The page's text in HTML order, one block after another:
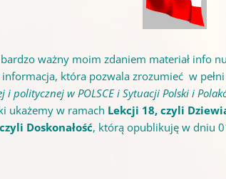
ważny moim zdaniem materiał info
która pozwala zrozumieć w
i politycznej w POLSCE i Sytuacji Polski i
ukażemy w ramach Lekcji 18, czyli
Doskonałość, którą opublikuję w dniu